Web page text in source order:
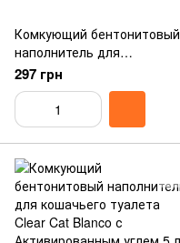
Комкующий бентонитовый
наполнитель для
кошачьего туалета Clear
Cat Blanco алое вера 5 л
297 грн